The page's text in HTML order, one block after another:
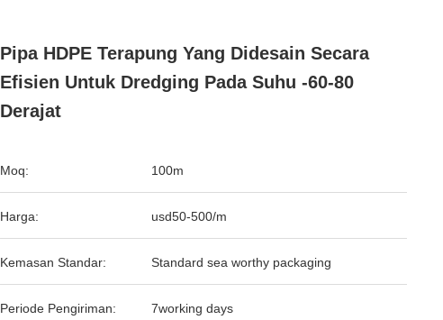
Pipa HDPE Terapung Yang Didesain Secara
Efisien Untuk Dredging Pada Suhu -60-80
Derajat
Moq: 100m
Harga: usd50-500/m
Kemasan Standar: Standard sea worthy packaging
Periode Pengiriman: 7working days